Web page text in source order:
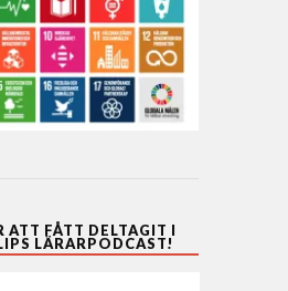
ATT FÅTT DELTAGIT I
LÄRARPODCAST!